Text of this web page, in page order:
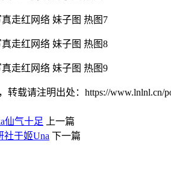
载请注明出处：https://www.lnlnl.cn/
仙气十足
上一篇
社于姬Una 下一篇